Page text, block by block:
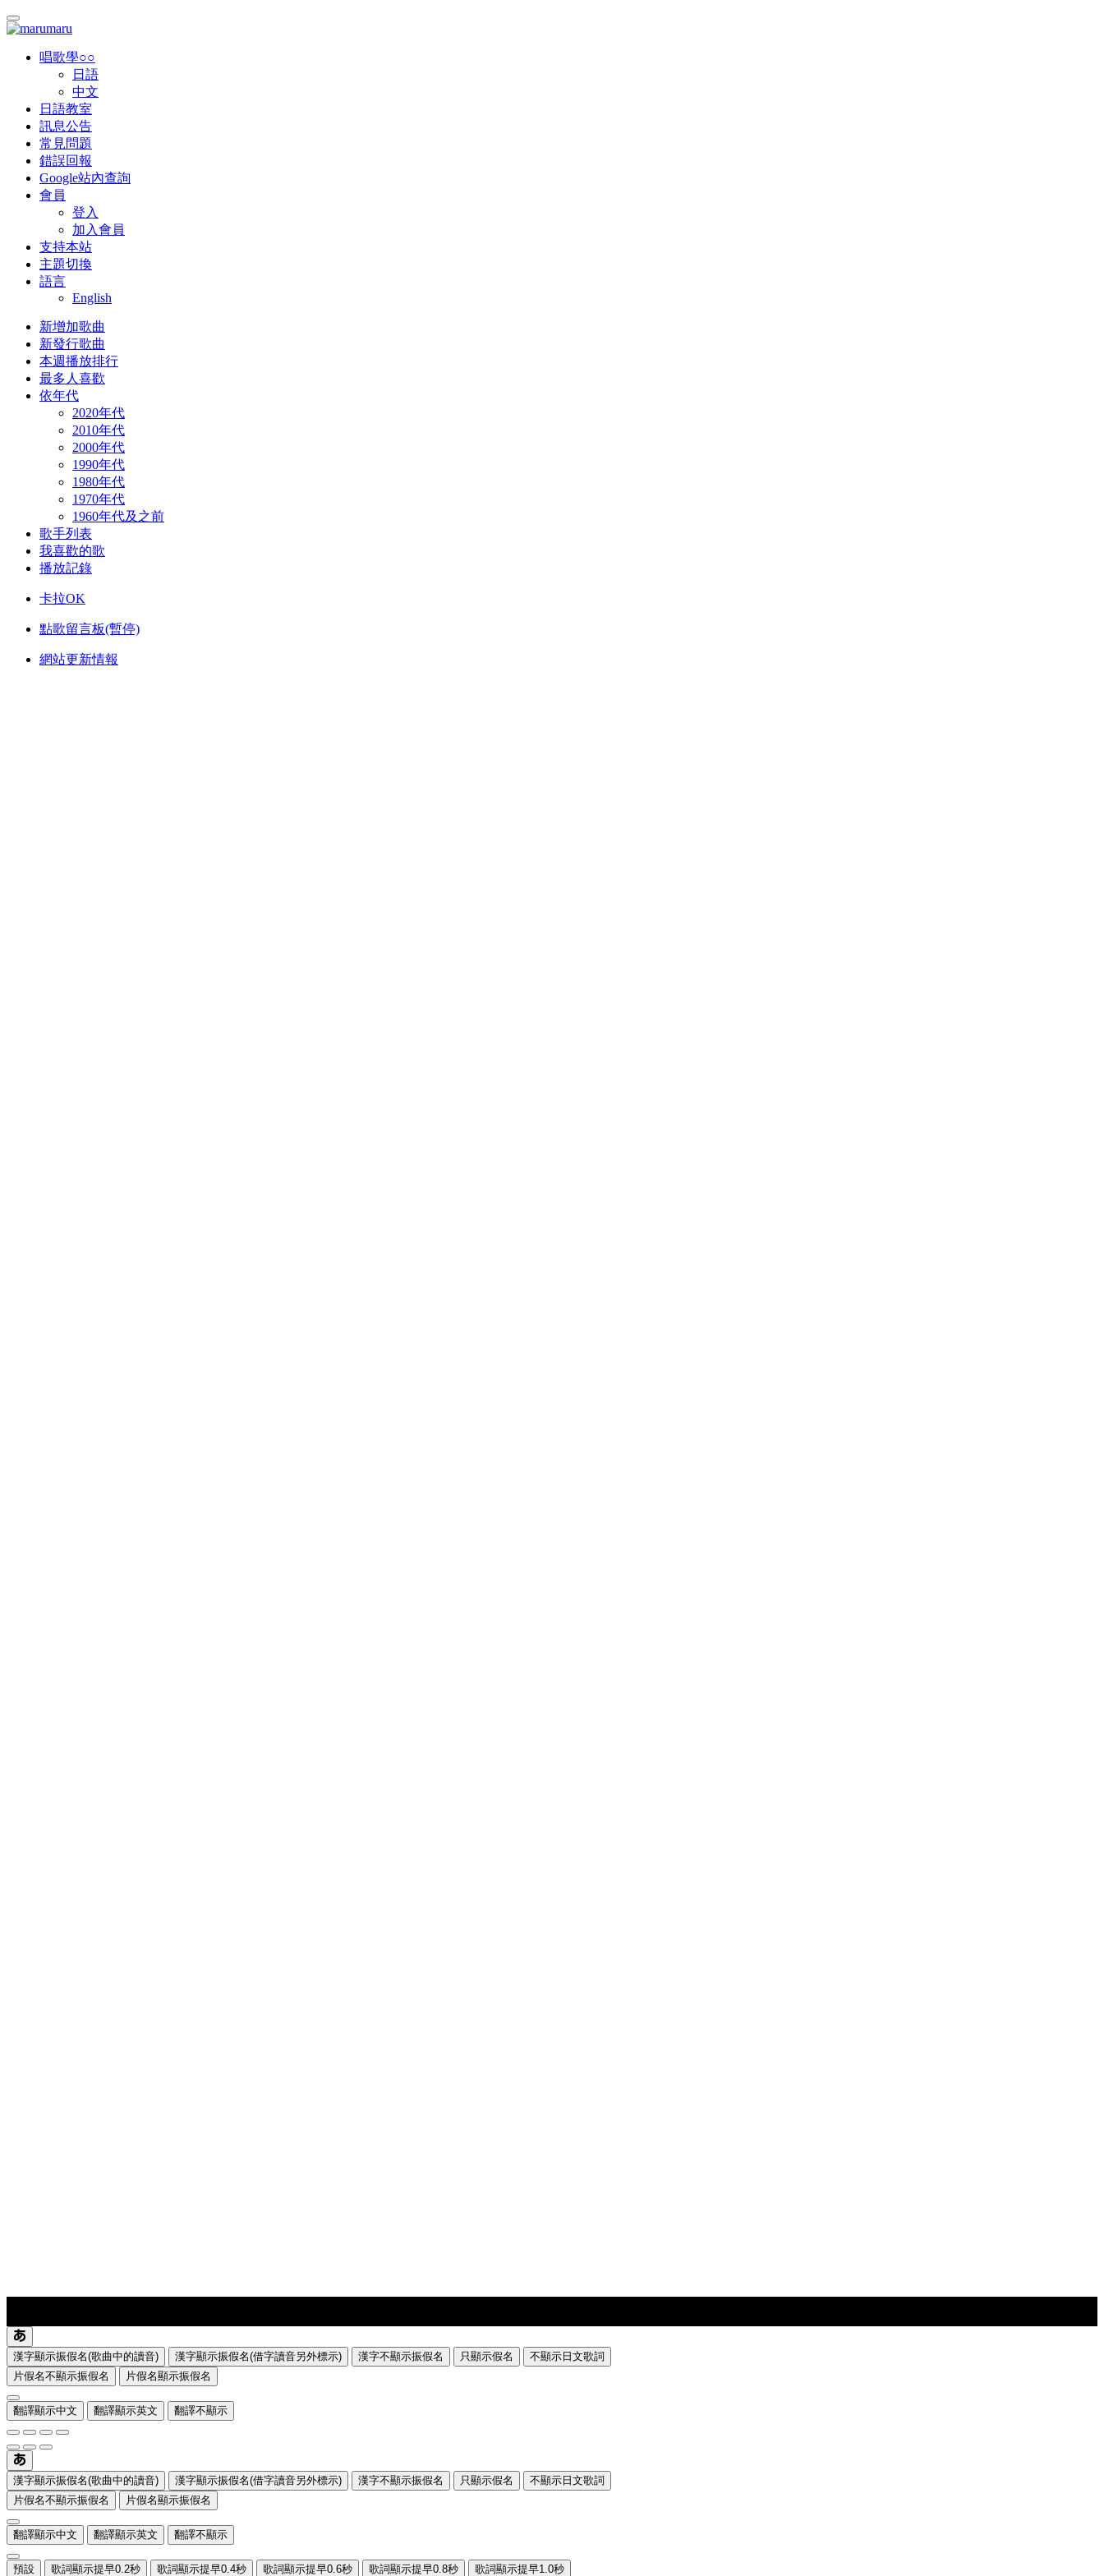
唱歌學○○
日語
中文
日語教室
訊息公告
常見問題
錯誤回報
Google站內查詢
會員
登入
加入會員
支持本站
主題切換
語言
English
新增加歌曲
新發行歌曲
本週播放排行
最多人喜歡
依年代
2020年代
2010年代
2000年代
1990年代
1980年代
1970年代
1960年代及之前
歌手列表
我喜歡的歌
播放記錄
卡拉OK
點歌留言板(暫停)
網站更新情報
漢字顯示振假名(歌曲中的讀音) 漢字顯示振假名(借字讀音另外標示) 漢字不顯示振假名 只顯示假名
不顯示日文歌詞
片假名不顯示振假名
片假名顯示振假名
翻譯顯示中文 翻譯顯示英文 翻譯不顯示
漢字顯示振假名(歌曲中的讀音) 漢字顯示振假名(借字讀音另外標示) 漢字不顯示振假名 只顯示假名
不顯示日文歌詞
片假名不顯示振假名
片假名顯示振假名
翻譯顯示中文 翻譯顯示英文 翻譯不顯示
預設 歌詞顯示提早0.2秒 歌詞顯示提早0.4秒 歌詞顯示提早0.6秒 歌詞顯示提早0.8秒 歌詞顯示提早1.0秒